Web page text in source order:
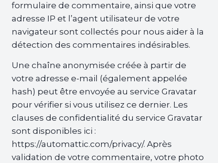
formulaire de commentaire, ainsi que votre
adresse IP et l’agent utilisateur de votre
navigateur sont collectés pour nous aider à la
détection des commentaires indésirables.
Une chaîne anonymisée créée à partir de
votre adresse e-mail (également appelée
hash) peut être envoyée au service Gravatar
pour vérifier si vous utilisez ce dernier. Les
clauses de confidentialité du service Gravatar
sont disponibles ici :
https://automattic.com/privacy/. Après
validation de votre commentaire, votre photo